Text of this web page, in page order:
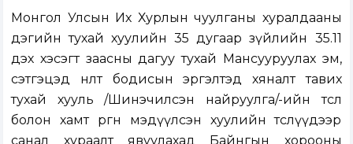
Монгол Улсын Их Хурлын чуулганы хуралдааны
дэгийн тухай хуулийн 35 дугаар зүйлийн 35.11
дэх хэсэгт заасны дагуу тухай Мансууруулах эм,
сэтгэцэд нөлөөт бодисын эргэлтэд хяналт тавих
тухай хууль /Шинэчилсэн найруулга/-ийн төсөл
болон хамт өргөн мэдүүлсэн хуулийн төслүүдээр
санал хураалт явуулахад Байнгын хорооны